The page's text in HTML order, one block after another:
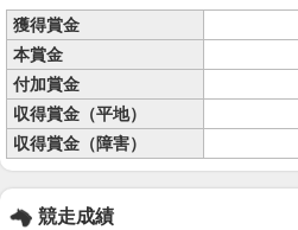
獲得賞金
本賞金
付加賞金
収得賞金（平地）
収得賞金（障害）
競走成績